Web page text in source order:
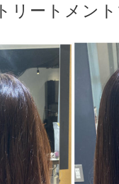
トリートメン